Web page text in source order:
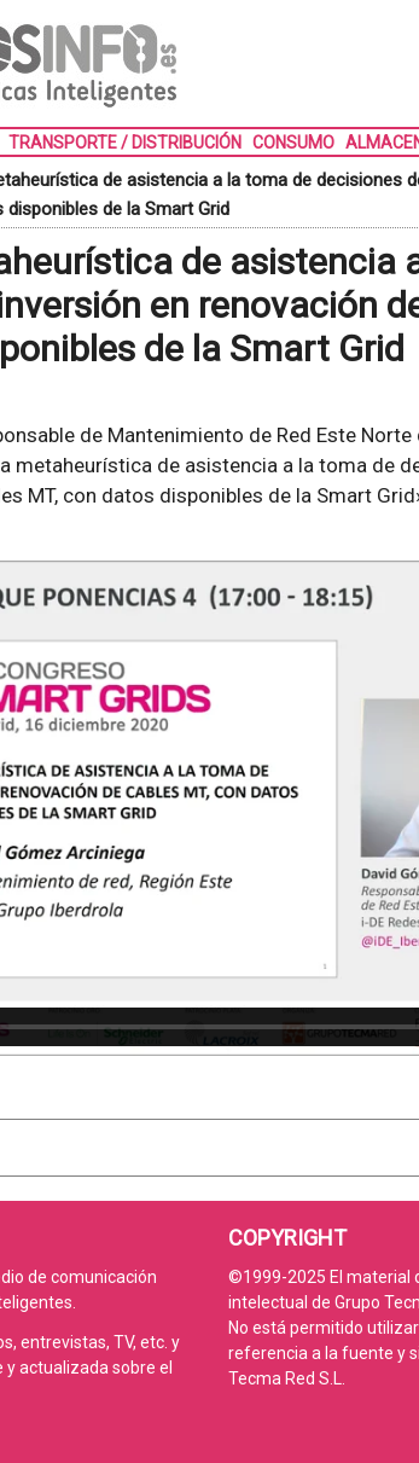
TRANSPORTE / DISTRIBUCIÓN CONSUMO
de asistencia a la toma de decisiones
de la Smart Grid
de asistencia
en renovación
de la Smart Grid
de Mantenimiento de Red Este Norte
metaheurística de asistencia a la toma de
MT, con datos disponibles de la Smart
de comunicación
entrevistas, TV, etc. y
actualizada sobre el
COPYRIGHT
©1999-2025 El material
intelectual de Grupo
No está permitido
referencia a la fuente y
Tecma Red S.L.